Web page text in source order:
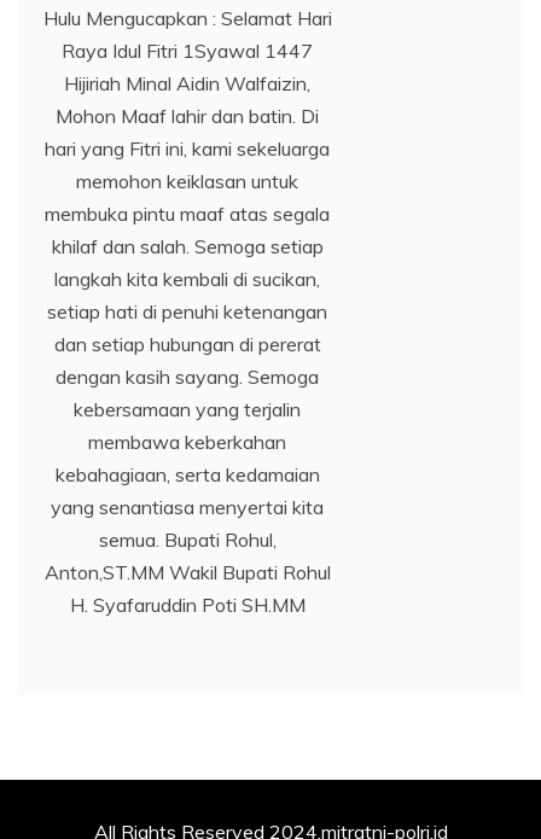
Hulu Mengucapkan : Selamat Hari
Raya Idul Fitri 1Syawal 1447
Hijiriah Minal Aidin Walfaizin,
Mohon Maaf lahir dan batin. Di
hari yang Fitri ini, kami sekeluarga
memohon keiklasan untuk
membuka pintu maaf atas segala
khilaf dan salah. Semoga setiap
langkah kita kembali di sucikan,
setiap hati di penuhi ketenangan
dan setiap hubungan di pererat
dengan kasih sayang. Semoga
kebersamaan yang terjalin
membawa keberkahan
kebahagiaan, serta kedamaian
yang senantiasa menyertai kita
semua. Bupati Rohul,
Anton,ST.MM Wakil Bupati Rohul
H. Syafaruddin Poti SH.MM
All Rights Reserved 2024.mitratni-polri.id